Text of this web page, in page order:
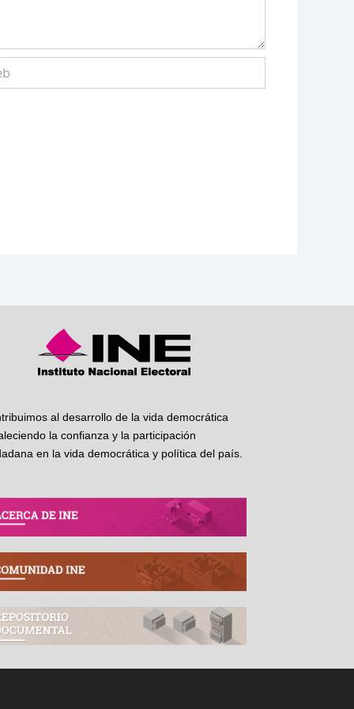
al desarrollo de la vida democrática
la confianza y la participación
en la vida democrática y política del país.